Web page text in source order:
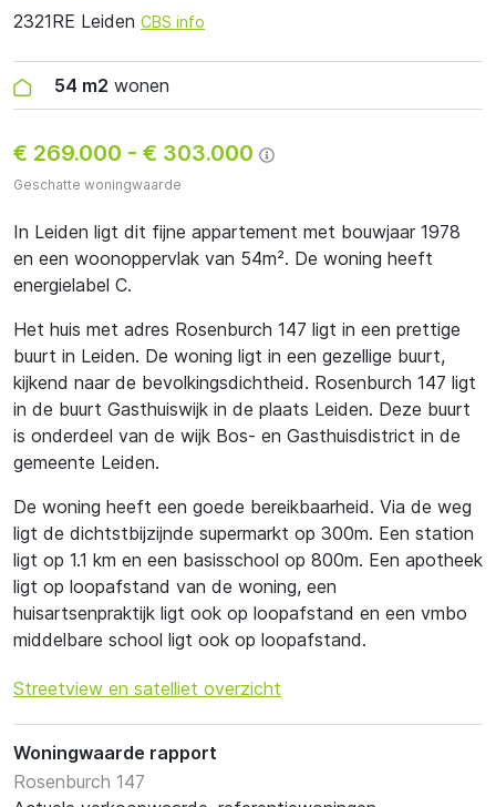
2321RE Leiden CBS info
54 m2 wonen
€ 269.000 - € 303.000
Geschatte woningwaarde
In Leiden ligt dit fijne appartement met bouwjaar 1978
en een woonoppervlak van 54m². De woning heeft
energielabel C.
Het huis met adres Rosenburch 147 ligt in een prettige
buurt in Leiden. De woning ligt in een gezellige buurt,
kijkend naar de bevolkingsdichtheid. Rosenburch 147 ligt
in de buurt Gasthuiswijk in de plaats Leiden. Deze buurt
is onderdeel van de wijk Bos- en Gasthuisdistrict in de
gemeente Leiden.
De woning heeft een goede bereikbaarheid. Via de weg
ligt de dichtstbijzijnde supermarkt op 300m. Een station
ligt op 1.1 km en een basisschool op 800m. Een apotheek
ligt op loopafstand van de woning, een
huisartsenpraktijk ligt ook op loopafstand en een vmbo
middelbare school ligt ook op loopafstand.
Streetview en satelliet overzicht
Woningwaarde rapport
Rosenburch 147